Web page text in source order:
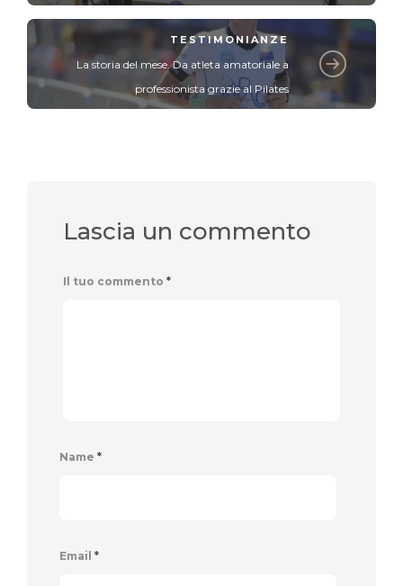
TESTIMONIANZE
La storia del mese. Da atleta amatoriale a
professionista grazie al Pilates
Lascia un commento
Il tuo commento *
Name *
Email *